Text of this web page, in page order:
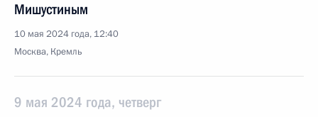
Мишустиным
10 мая 2024 года, 12:40
Москва, Кремль
9 мая 2024 года, четверг